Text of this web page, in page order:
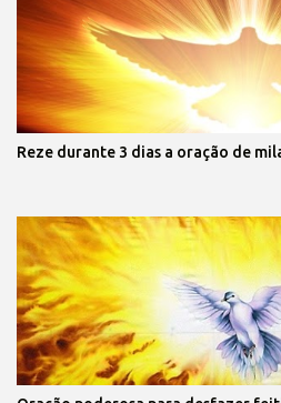
Reze durante 3 dias a oração de